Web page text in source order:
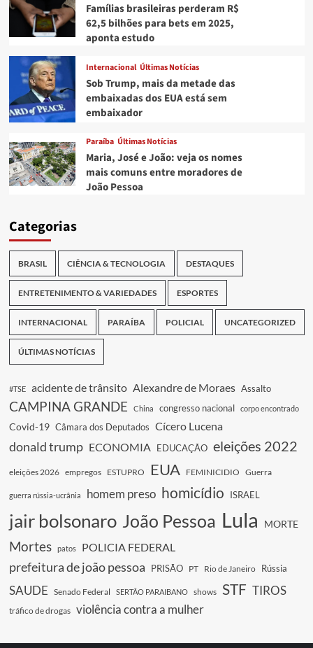
Famílias brasileiras perderam R$
62,5 bilhões para bets em 2025,
aponta estudo
Internacional Últimas Notícias
Sob Trump, mais da metade das
embaixadas dos EUA está sem
embaixador
Paraíba Últimas Notícias
Maria, José e João: veja os nomes
mais comuns entre moradores de
João Pessoa
Categorias
BRASIL CIÊNCIA & TECNOLOGIA DESTAQUES
ENTRETENIMENTO & VARIEDADES ESPORTES
INTERNACIONAL PARAÍBA POLICIAL UNCATEGORIZED
ÚLTIMAS NOTÍCIAS
#TSE acidente de trânsito Alexandre de Moraes Assalto
CAMPINA GRANDE China congresso nacional corpo encontrado
Covid-19 Câmara dos Deputados Cícero Lucena
donald trump ECONOMIA EDUCAÇÃO eleições 2022
eleições 2026 empregos ESTUPRO EUA FEMINICIDIO Guerra
guerra rússia-ucrânia homem preso homicídio ISRAEL
jair bolsonaro João Pessoa Lula MORTE
Mortes patos POLICIA FEDERAL
prefeitura de joão pessoa PRISÃO PT Rio de Janeiro Rússia
SAUDE Senado Federal SERTÃO PARAIBANO shows STF TIROS
tráfico de drogas violência contra a mulher